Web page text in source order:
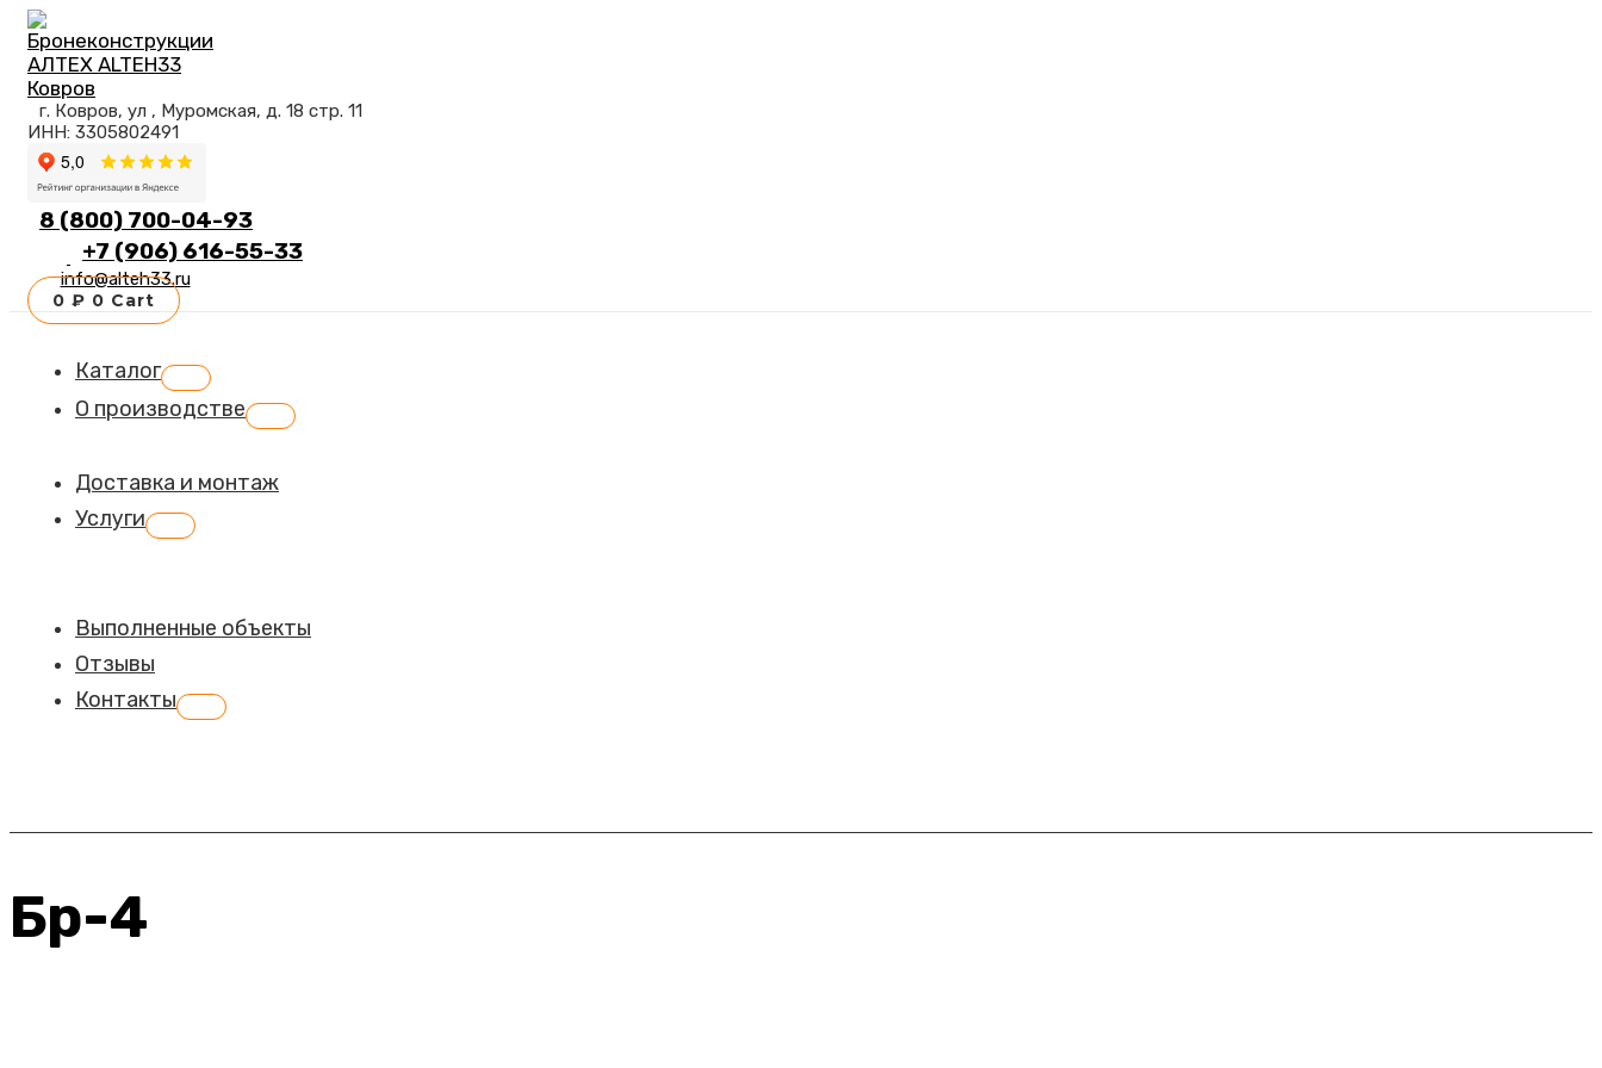
Перейти
содержимому
г. Ковров, ул , Муромская, д. 18 стр. 11
ИНН: 3305802491
8 (800) 700-04-93
+7 (906) 616-55-33
info@alteh33.ru
0 ₽ 0 Cart
Каталог
Переключатель
меню
О производстве
Переключатель
Доставка и монтаж
Услуги
Переключатель
Выполненные объекты
Отзывы
Контакты
Переключатель
Бр-4